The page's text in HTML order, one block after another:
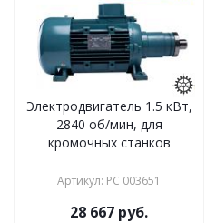
Электродвигатель 1.5 кВт,
2840 об/мин, для
кромочных станков
Артикул: РС 003651
28 667 руб.